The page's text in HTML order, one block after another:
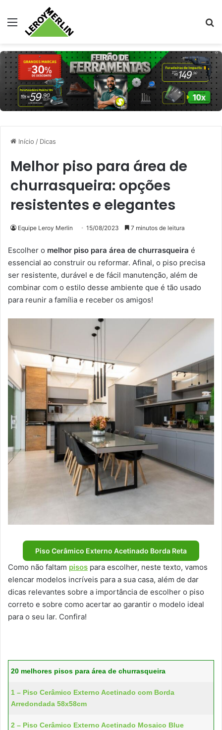
Menu
Início / Dicas
Melhor piso para área de
churrasqueira: opções
resistentes e elegantes
Equipe Leroy Merlin 15/08/2023 7 minutos de leitura
Escolher o melhor piso para área de churrasqueira é
essencial ao construir ou reformar. Afinal, o piso precisa
ser resistente, durável e de fácil manutenção, além de
combinar com o estilo desse ambiente que é tão usado
para reunir a família e receber os amigos!
Piso Cerâmico Externo Acetinado Borda Reta
Como não faltam pisos para escolher, neste texto, vamos
elencar modelos incríveis para a sua casa, além de dar
dicas relevantes sobre a importância de escolher o piso
correto e sobre como acertar ao garantir o modelo ideal
para o seu lar. Confira!
20 melhores pisos para área de churrasqueira
1 – Piso Cerâmico Externo Acetinado com Borda
Arredondada 58x58cm
2 – Piso Cerâmico Externo Acetinado Mosaico Blue